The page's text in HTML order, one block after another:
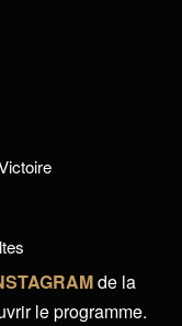
de la
le programme.